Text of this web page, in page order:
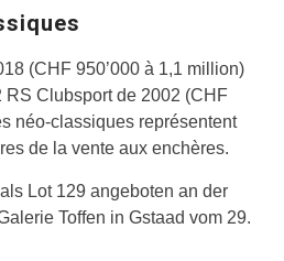
(CHF 950’000 à 1,1 million)
RS Clubsport de 2002 (CHF
néo-classiques représentent
de la vente aux enchères.